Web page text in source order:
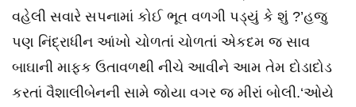
વહેલી સવારે સપનામાં કોઈ ભૂત વળગી પડ્યું કે શું ?’હજુ
પણ નિંદ્રાધીન આંખો ચોળતાં ચોળતાં એકદમ જ સાવ
બાઘાની માફક ઉતાવળથી નીચે આવીને આમ તેમ દોડાદોડ
કરતાં વૈશાલીબેનની સામે જોયા વગર જ મીરાં બોલી.‘ઓયે